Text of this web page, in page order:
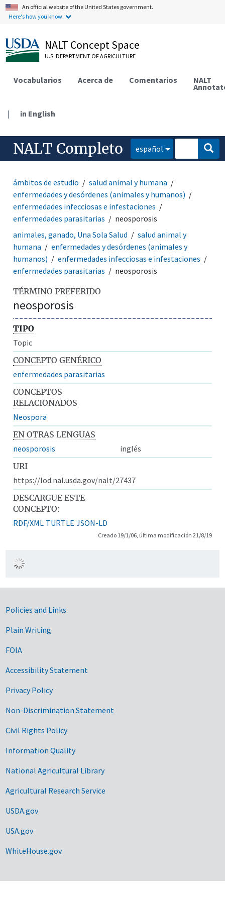
An official website of the United States government.
Here's how you know.
NALT Concept Space
U.S. DEPARTMENT OF AGRICULTURE
Vocabularios Acerca de Comentarios NALT
| in English
NALT Completo español
ámbitos de estudio
salud animal y humana
enfermedades y desórdenes (animales y humanos)
enfermedades infecciosas e infestaciones
enfermedades parasitarias
neosporosis
animales, ganado, Una Sola Salud
salud animal y
humana
enfermedades y desórdenes (animales y
humanos)
enfermedades infecciosas e infestaciones
enfermedades parasitarias
neosporosis
TÉRMINO PREFERIDO
neosporosis
TIPO
Topic
CONCEPTO GENÉRICO
enfermedades parasitarias
CONCEPTOS
RELACIONADOS
Neospora
EN OTRAS LENGUAS
neosporosis
inglés
URI
https://lod.nal.usda.gov/nalt/27437
DESCARGUE ESTE
CONCEPTO:
RDF/XML TURTLE JSON-LD
Creado 19/1/06, última modificación 21/8/19
Government Links
Policies and Links
Plain Writing
FOIA
Accessibility Statement
Privacy Policy
Non-Discrimination Statement
Civil Rights Policy
Information Quality
National Agricultural Library
Agricultural Research Service
USDA.gov
USA.gov
WhiteHouse.gov